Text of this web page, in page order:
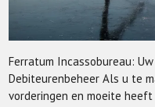
Ferratum Incassobureau:
Debiteurenbeheer Als u te
vorderingen en moeite